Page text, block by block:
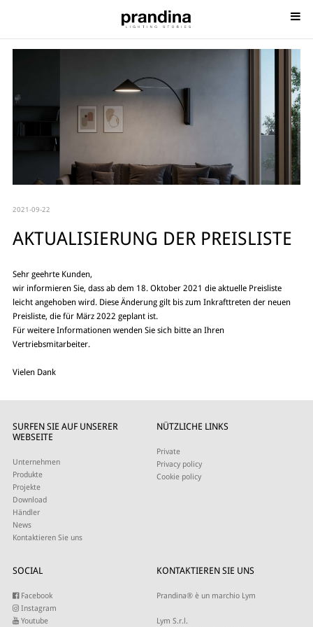
2021-09-22
AKTUALISIERUNG DER PREISLISTE
Sehr geehrte Kunden,
wir informieren Sie, dass ab dem 18. Oktober 2021 die aktuelle Preisliste
leicht angehoben wird. Diese Änderung gilt bis zum Inkrafttreten der neuen
Preisliste, die für März 2022 geplant ist.
Für weitere Informationen wenden Sie sich bitte an Ihren
Vertriebsmitarbeiter.
Vielen Dank
SURFEN SIE AUF UNSERER
WEBSEITE
Unternehmen
Produkte
Projekte
Download
Händler
News
Kontaktieren Sie uns
NÜTZLICHE LINKS
Private
Privacy policy
Cookie policy
SOCIAL
Facebook
Instagram
Youtube
KONTAKTIEREN SIE UNS
Prandina® è un marchio Lym
Lym S.r.l.